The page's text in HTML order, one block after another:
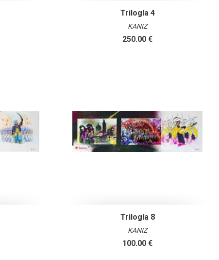
Trilogía 4
KANIZ
250.00 €
Trilogía 8
KANIZ
100.00 €